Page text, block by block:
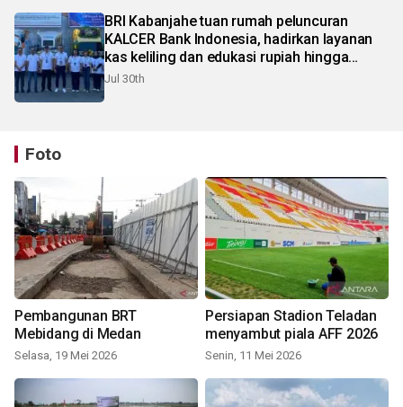
BRI Kabanjahe tuan rumah peluncuran
KALCER Bank Indonesia, hadirkan layanan
kas keliling dan edukasi rupiah hingga
pelosok Karo
Jul 30th
Foto
Pembangunan BRT
Mebidang di Medan
Selasa, 19 Mei 2026
Persiapan Stadion Teladan
menyambut piala AFF 2026
Senin, 11 Mei 2026